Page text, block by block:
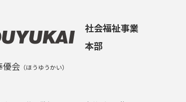
社会福祉事業
本部
優会 （ほうゆうかい）